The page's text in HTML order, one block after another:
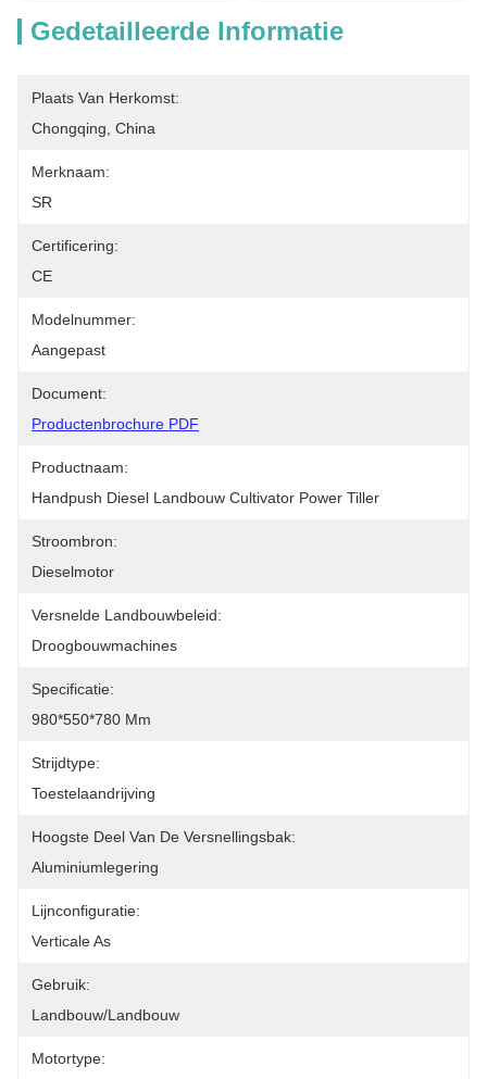
Gedetailleerde Informatie
Plaats Van Herkomst:
Chongqing, China
Merknaam:
SR
Certificering:
CE
Modelnummer:
Aangepast
Document:
Productenbrochure PDF
Productnaam:
Handpush Diesel Landbouw Cultivator Power Tiller
Stroombron:
Dieselmotor
Versnelde Landbouwbeleid:
Droogbouwmachines
Specificatie:
980*550*780 Mm
Strijdtype:
Toestelaandrijving
Hoogste Deel Van De Versnellingsbak:
Aluminiumlegering
Lijnconfiguratie:
Verticale As
Gebruik:
Landbouw/landbouw
Motortype: